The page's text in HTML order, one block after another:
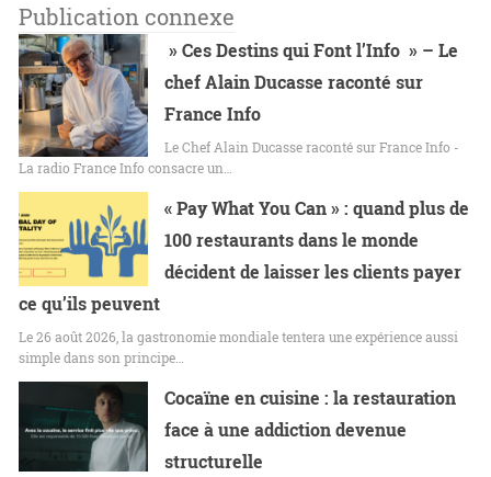
Publication connexe
» Ces Destins qui Font l’Info » – Le
chef Alain Ducasse raconté sur
France Info
Le Chef Alain Ducasse raconté sur France Info -
La radio France Info consacre un…
« Pay What You Can » : quand plus de
100 restaurants dans le monde
décident de laisser les clients payer
ce qu’ils peuvent
Le 26 août 2026, la gastronomie mondiale tentera une expérience aussi
simple dans son principe…
Cocaïne en cuisine : la restauration
face à une addiction devenue
structurelle